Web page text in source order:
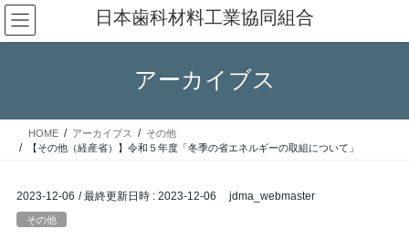
コ
ン
テ
ス
ナ
ビ
ゲ
ン
日本歯科材料工業協同組合
アーカイブス
HOME アーカイブス
その他
【その他（経産省）】令和５年度「冬季の省エネルギーの取組について」
2023-12-06 / 最終更新日時 : 2023-12-06 jdma_webmaster
その他